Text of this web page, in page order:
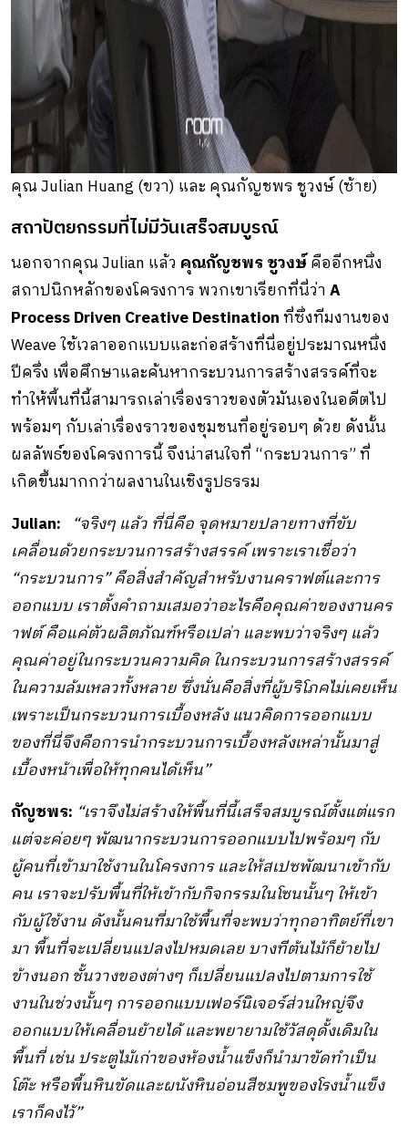
คุณ Julian Huang (ขวา) และ คุณกัญชพร ชูวงษ์ (ซ้าย)
สถาปัตยกรรมที่ไม่มีวันเสร็จสมบูรณ์
นอกจากคุณ Julian แล้ว คุณกัญชพร ชูวงษ์คืออีกหนึ่ง
สถาปนิกหลักของโครงการ พวกเขาเรียกที่นี่ว่าA
Process Driven Creative Destinationที่ซึ่งทีมงานของ
Weave ใช้เวลาออกแบบและก่อสร้างที่นี่อยู่ประมาณหนึ่ง
ปีครึ่ง เพื่อศึกษาและค้นหากระบวนการสร้างสรรค์ที่จะ
ทำให้พื้นที่นี้สามารถเล่าเรื่องราวของตัวมันเองในอดีตไป
พร้อมๆ กับเล่าเรื่องราวของชุมชนที่อยู่รอบๆ ด้วย ดังนั้น
ผลลัพธ์ของโครงการนี้ จึงน่าสนใจที่ “กระบวนการ” ที่
เกิดขึ้นมากกว่าผลงานในเชิงรูปธรรม
Julian: “จริงๆ แล้ว ที่นี่คือ จุดหมายปลายทางที่ขับ
เคลื่อนด้วยกระบวนการสร้างสรรค์ เพราะเราเชื่อว่า
“กระบวนการ” คือสิ่งสำคัญสำหรับงานคราฟต์และการ
ออกแบบ เราตั้งคำถามเสมอว่าอะไรคือคุณค่าของงานคร
าฟต์ คือแค่ตัวผลิตภัณฑ์หรือเปล่า และพบว่าจริงๆ แล้ว
คุณค่าอยู่ในกระบวนความคิด ในกระบวนการสร้างสรรค์
ในความล้มเหลวทั้งหลาย ซึ่งนั่นคือสิ่งที่ผู้บริโภคไม่เคยเห็น
เพราะเป็นกระบวนการเบื้องหลัง แนวคิดการออกแบบ
ของที่นี่จึงคือการนำกระบวนการเบื้องหลังเหล่านั้นมาสู่
เบื้องหน้าเพื่อให้ทุกคนได้เห็น”
กัญชพร: “เราจึงไม่สร้างให้พื้นที่นี้เสร็จสมบูรณ์ตั้งแต่แรก
แต่จะค่อยๆ พัฒนากระบวนการออกแบบไปพร้อมๆ กับ
ผู้คนที่เข้ามาใช้งานในโครงการ และให้สเปซพัฒนาเข้ากับ
คน เราจะปรับพื้นที่ให้เข้ากับกิจกรรมในโซนนั้นๆ ให้เข้า
กับผู้ใช้งาน ดังนั้นคนที่มาใช้พื้นที่จะพบว่าทุกอาทิตย์ที่เขา
มา พื้นที่จะเปลี่ยนแปลงไปหมดเลย บางทีต้นไม้ก็ย้ายไป
ข้างนอก ชั้นวางของต่างๆ ก็เปลี่ยนแปลงไปตามการใช้
งานในช่วงนั้นๆ การออกแบบเฟอร์นิเจอร์ส่วนใหญ่จึง
ออกแบบให้เคลื่อนย้ายได้ และพยายามใช้วัสดุดั้งเดิมใน
พื้นที่ เช่น ประตูไม้เก่าของห้องน้ำแข็งก็นำมาขัดทำเป็น
โต๊ะ หรือพื้นหินขัดและผนังหินอ่อนสีชมพูของโรงน้ำแข็ง
เราก็คงไว้”